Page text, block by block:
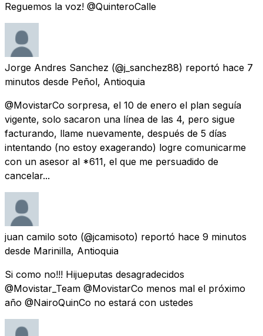
Reguemos la voz! @QuinteroCalle
Jorge Andres Sanchez (@j_sanchez88) reportó hace 7
minutos desde Peñol, Antioquia
@MovistarCo sorpresa, el 10 de enero el plan seguía
vigente, solo sacaron una línea de las 4, pero sigue
facturando, llame nuevamente, después de 5 días
intentando (no estoy exagerando) logre comunicarme
con un asesor al *611, el que me persuadido de
cancelar...
juan camilo soto (@jcamisoto) reportó hace 9 minutos
desde Marinilla, Antioquia
Si como no!!! Hijueputas desagradecidos
@Movistar_Team @MovistarCo menos mal el próximo
año @NairoQuinCo no estará con ustedes